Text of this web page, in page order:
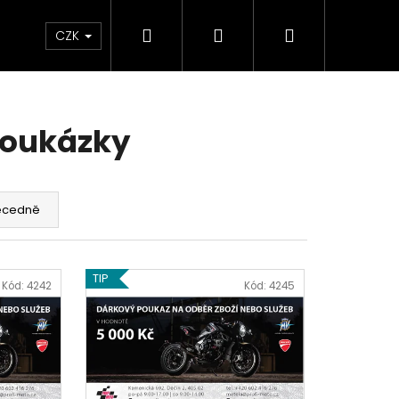
Chrániče Díly Doplňky a předměty
CZK Hledat PřihlášeníNákupní
Kód: 4242 TIP Kód: 4245
ČERVENO-ČERNÉ